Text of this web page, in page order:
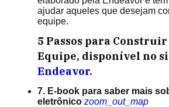
ajudar aqueles que desejam
equipe.
5 Passos para
Equipe, disponível no
Endeavor.
7. E-book para saber mais
eletrônico zoom_out_map